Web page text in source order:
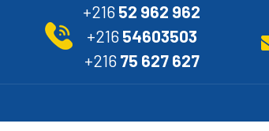
+216 52 962 962
+216 54603503
+216 75 627 627